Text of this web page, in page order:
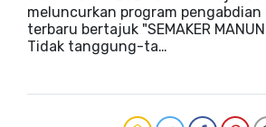
meluncurkan program pengabdian
terbaru bertajuk "SEMAKER
Tidak tanggung-ta…